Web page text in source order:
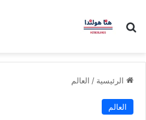
بحث عن
الرئيسية / العالم
العالم